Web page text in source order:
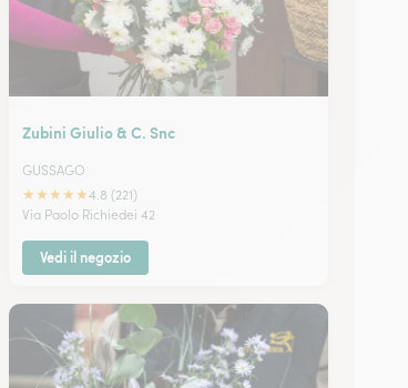
Zubini Giulio & C. Snc
GUSSAGO
★★★★★4.8 (221)
Via Paolo Richiedei 42
Vedi il negozio